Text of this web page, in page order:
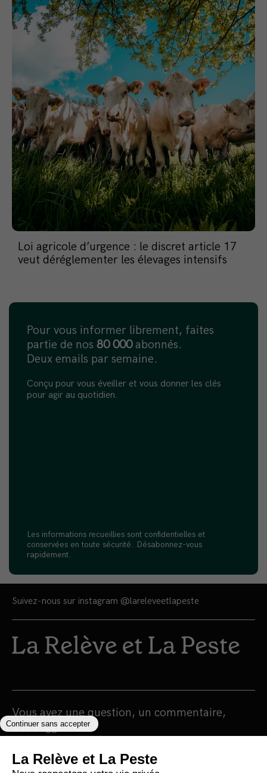
Loi agricole d’urgence : le discret article 17
veut déréglementer les élevages intensifs
Pour vous informer librement, faites
partie de nos 80 000abonnés.
Deux emails par semaine.
Conçu pour vous éveiller et vous donner les clés
pour agir au quotidien.
Les informations recueillies sont confidentielles et
conservées en toute sécurité. Désabonnez-vous
rapidement.
Suivez-nous sur instagram @lareleveetlapeste
Vous avez une question, un commentaire,
une suggestion ?